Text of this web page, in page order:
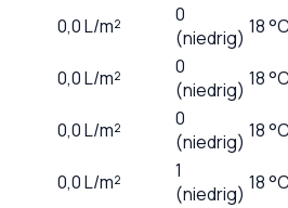
0,0L/m²
0
(niedrig) 18
0,0L/m²
0
(niedrig) 18
0,0L/m²
0
(niedrig) 18
0,0L/m²
1
(niedrig) 18